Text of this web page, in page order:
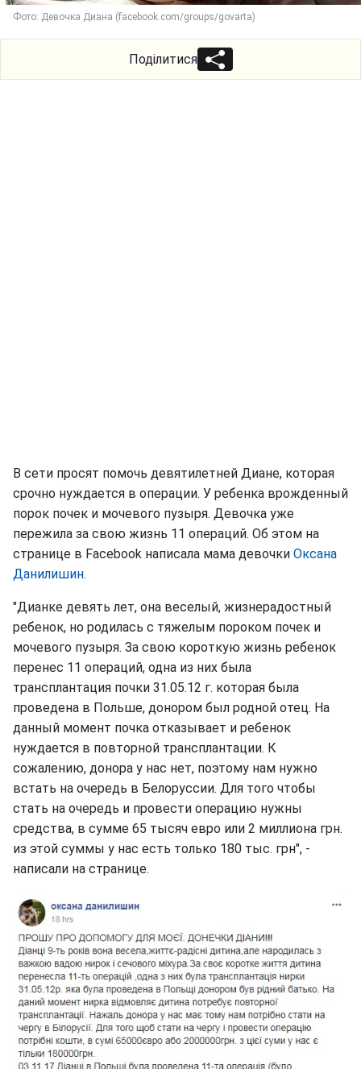
Фото: Девочка Диана (facebook.com/groups/govarta)
Поділитися
В сети просят помочь девятилетней Диане, которая
срочно нуждается в операции. У ребенка врожденный
порок почек и мочевого пузыря. Девочка уже
пережила за свою жизнь 11 операций. Об этом на
странице в Facebook написала мама девочки Оксана
Данилишин.
"Дианке девять лет, она веселый, жизнерадостный
ребенок, но родилась с тяжелым пороком почек и
мочевого пузыря. За свою короткую жизнь ребенок
перенес 11 операций, одна из них была
трансплантация почки 31.05.12 г. которая была
проведена в Польше, донором был родной отец. На
данный момент почка отказывает и ребенок
нуждается в повторной трансплантации. К
сожалению, донора у нас нет, поэтому нам нужно
встать на очередь в Белоруссии. Для того чтобы
стать на очередь и провести операцию нужны
средства, в сумме 65 тысяч евро или 2 миллиона грн.
из этой суммы у нас есть только 180 тыс. грн", -
написали на странице.